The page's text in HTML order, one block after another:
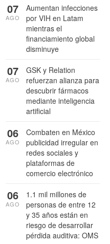
Aumentan infecciones
por VIH en Latam
mientras el
financiamiento global
disminuye
07
AGO
GSK y Relation
refuerzan alianza para
descubrir fármacos
mediante inteligencia
artificial
07
AGO
Combaten en México
publicidad irregular en
redes sociales y
plataformas de
comercio electrónico
06
AGO
1.1 mil millones de
personas de entre 12
y 35 años están en
riesgo de desarrollar
pérdida auditiva: OMS
06
AGO